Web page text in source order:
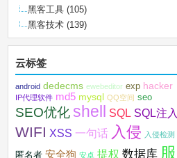
黑客工具 (105)
黑客技术 (139)
云标签
android dedecms ewebeditor exp hacker
IP代理软件 md5 mysql QQ空间 seo
SEO优化 shell SQL SQL注入
WIFI XSS 一句话 入侵 入侵检测
匿名者 安全狗 安卓 提权 数据库 服